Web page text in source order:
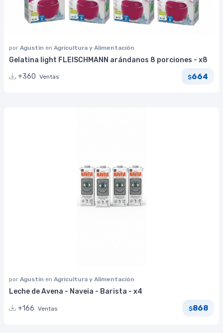
por Agustin en Agricultura y Alimentación
Gelatina light FLEISCHMANN arándanos 8 porciones - x8
+360 Ventas $664
por Agustin en Agricultura y Alimentación
Leche de Avena - Naveia - Barista - x4
+166 Ventas $868